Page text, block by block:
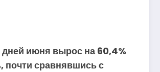
июня вырос на 60,4%
почти сравнявшись с